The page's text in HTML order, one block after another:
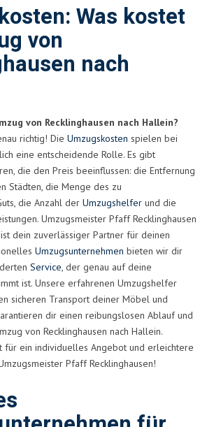
Was kostet
von
nach
von Recklinghausen nach Hallein?
richtig! Die Umzugskosten spielen bei
eine entscheidende Rolle. Es gibt
die den Preis beeinflussen: die Entfernung
Städten, die Menge des zu
die Anzahl der Umzugshelfer und die
Umzugsmeister Pfaff Recklinghausen
ist dein zuverlässiger Partner für deinen
Umzugsunternehmen bieten wir dir
Service, der genau auf deine
ist. Unsere erfahrenen Umzugshelfer
sicheren Transport deiner Möbel und
dir einen reibungslosen Ablauf und
von Recklinghausen nach Hallein.
für ein individuelles Angebot und erleichtere
Pfaff Recklinghausen!